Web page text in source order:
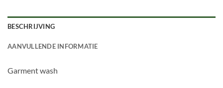
BESCHRIJVING
AANVULLENDE INFORMATIE
Garment wash